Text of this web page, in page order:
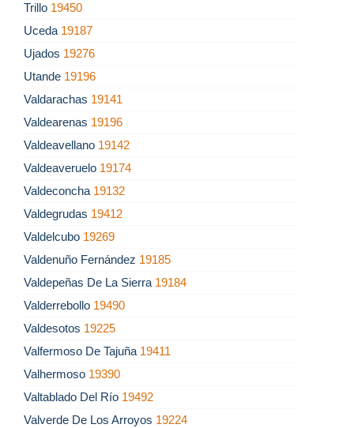
Trillo 19450
Uceda 19187
Ujados 19276
Utande 19196
Valdarachas 19141
Valdearenas 19196
Valdeavellano 19142
Valdeaveruelo 19174
Valdeconcha 19132
Valdegrudas 19412
Valdelcubo 19269
Valdenuño Fernández 19185
Valdepeñas De La Sierra 19184
Valderrebollo 19490
Valdesotos 19225
Valfermoso De Tajuña 19411
Valhermoso 19390
Valtablado Del Río 19492
Valverde De Los Arroyos 19224